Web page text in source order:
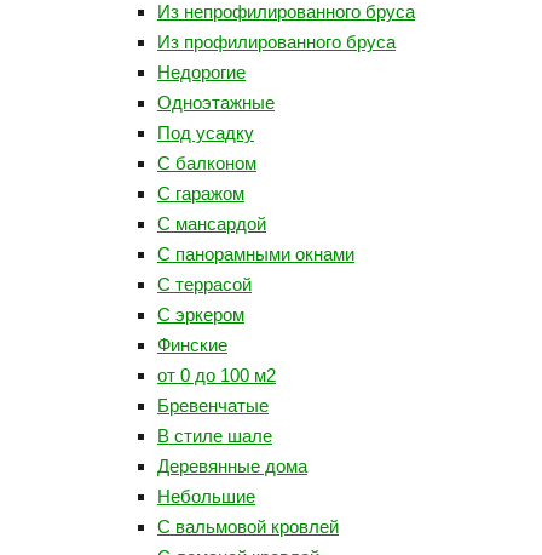
Из непрофилированного бруса
Из профилированного бруса
Недорогие
Одноэтажные
Под усадку
С балконом
С гаражом
С мансардой
С панорамными окнами
С террасой
С эркером
Финские
от 0 до 100 м2
Бревенчатые
В стиле шале
Деревянные дома
Небольшие
С вальмовой кровлей